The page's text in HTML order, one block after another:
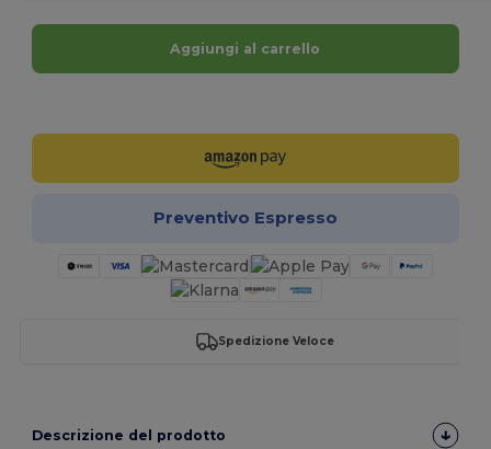
Aggiungi al carrello
Preventivo Espresso
Spedizione Veloce
Descrizione del prodotto